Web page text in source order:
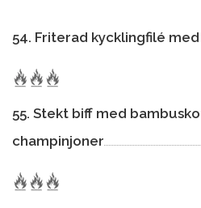
54. Friterad kycklingfilé
55. Stekt biff med
champinjoner